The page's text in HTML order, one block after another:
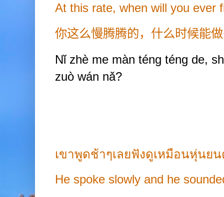
At this rate, when will you ever
你这么慢腾腾的，什么时候能
Nǐ zhè me màn téng téng de,
zuò wán nǎ?
เขาพูดช้าๆเลยฟังดูเหมือนหุ่น
He spoke slowly and he